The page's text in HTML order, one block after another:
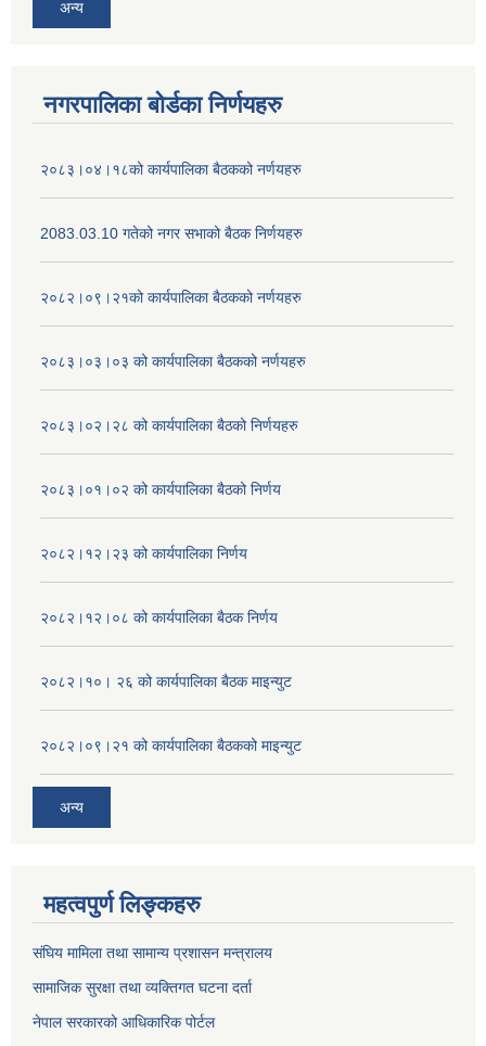
अन्य
नगरपालिका बोर्डका निर्णयहरु
२०८३।०४।१८को कार्यपालिका बैठकको नर्णयहरु
2083.03.10 गतेको नगर सभाको बैठक निर्णयहरु
२०८२।०९।२१को कार्यपालिका बैठकको नर्णयहरु
२०८३।०३।०३ को कार्यपालिका बैठकको नर्णयहरु
२०८३।०२।२८ को कार्यपालिका बैठको निर्णयहरु
२०८३।०१।०२ को कार्यपालिका बैठको निर्णय
२०८२।१२।२३ को कार्यपालिका निर्णय
२०८२।१२।०८ को कार्यपालिका बैठक निर्णय
२०८२।१०। २६ को कार्यपालिका बैठक माइन्युट
२०८२।०९।२१ को कार्यपालिका बैठकको माइन्युट
अन्य
महत्वपुर्ण लिङ्कहरु
संघिय मामिला तथा सामान्य प्रशासन मन्त्रालय
सामाजिक सुरक्षा तथा व्यक्तिगत घटना दर्ता
नेपाल सरकारको आधिकारिक पोर्टल